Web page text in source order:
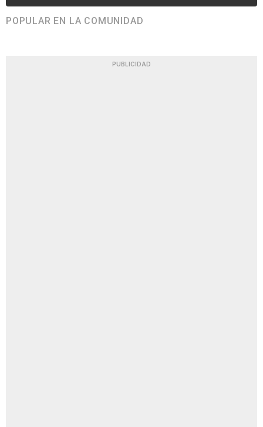
POPULAR EN LA COMUNIDAD
PUBLICIDAD